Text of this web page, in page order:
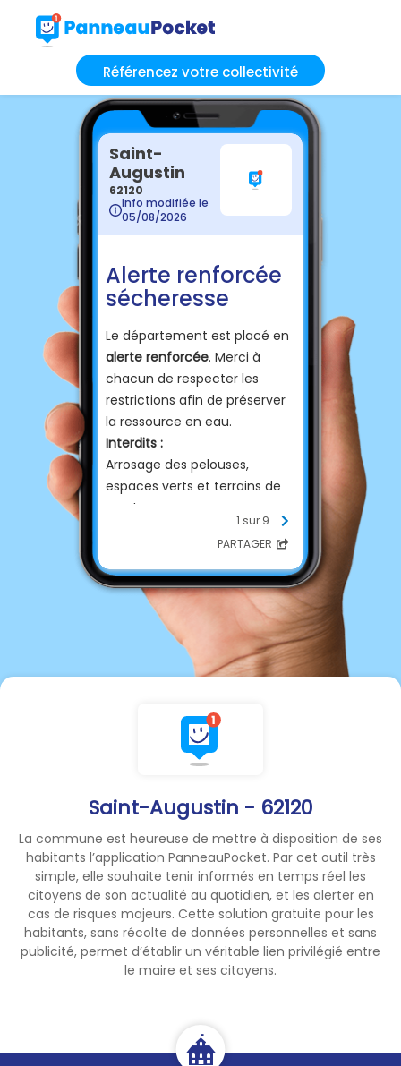
Référencez votre collectivité
Saint-Augustin - 62120
La commune est heureuse de mettre à disposition de ses
habitants l’application PanneauPocket. Par cet outil très
simple, elle souhaite tenir informés en temps réel les
citoyens de son actualité au quotidien, et les alerter en
cas de risques majeurs. Cette solution gratuite pour les
habitants, sans récolte de données personnelles et sans
publicité, permet d’établir un véritable lien privilégié entre
le maire et ses citoyens.
Saint-
Augustin
62120
Info modifiée le
05/08/2026
Alerte renforcée
sécheresse
Le département est placé en
alerte renforcée. Merci à
chacun de respecter les
restrictions afin de préserver
la ressource en eau.
Interdits :
Arrosage des pelouses,
espaces verts et terrains de
sport.
Remplissage des piscines de
Lavage des véhicules à
domicile.
Alimentation des fontaines en
circuit ouvert (si
techniquement possible).
Vidange et remplissage des
Potagers, jardinières et
Arrosage autorisé
Avec un récupérateur d'eau
de pluie ou un système de
recyclage :de 19h à 9h.
Nettoyage des voiries,
façades et surfaces
imperméabilisées :
Limité aux seuls besoins de
sécurité, d'hygiène et de
salubrité.
volumes d'eau autorisés
1 sur 9
PARTAGER